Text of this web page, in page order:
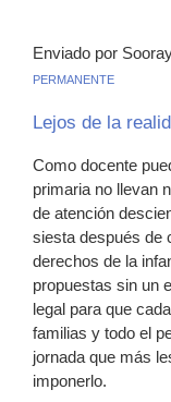
Enviado por
PERMANENTE
Lejos de la
Como docente
primaria no llevan
de atención
siesta después de
derechos de la
propuestas sin un
legal para que
familias y todo el
jornada que más
imponerlo.